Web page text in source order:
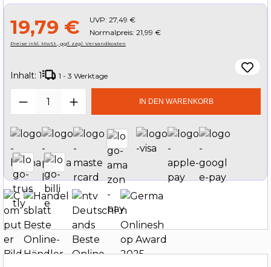
19,79 € UVP: 27,49 €
Normalpreis: 21,99 €
Preise inkl. MwSt., ggf. zzgl. Versandkosten
Inhalt: 1 1 - 3 Werktage
Produkt Anzahl: Gib denIN DEN WARENKORB